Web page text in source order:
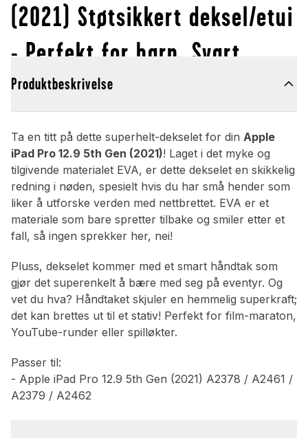
(2021) Støtsikkert deksel/etui
- Perfekt for barn, Svart
Produktbeskrivelse
Ta en titt på dette superhelt-dekselet for din Apple
iPad Pro 12.9 5th Gen (2021)! Laget i det myke og
tilgivende materialet EVA, er dette dekselet en skikkelig
redning i nøden, spesielt hvis du har små hender som
liker å utforske verden med nettbrettet. EVA er et
materiale som bare spretter tilbake og smiler etter et
fall, så ingen sprekker her, nei!
Pluss, dekselet kommer med et smart håndtak som
gjør det superenkelt å bære med seg på eventyr. Og
vet du hva? Håndtaket skjuler en hemmelig superkraft;
det kan brettes ut til et stativ! Perfekt for film-maraton,
YouTube-runder eller spilløkter.
Passer til:
- Apple iPad Pro 12.9 5th Gen (2021) A2378 / A2461 /
A2379 / A2462